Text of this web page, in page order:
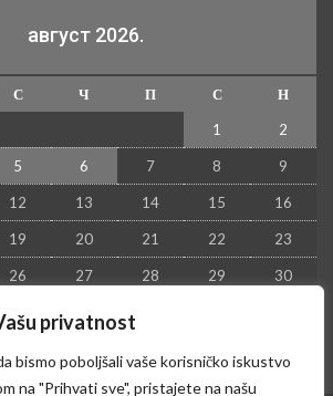
privatnost
bismo poboljšali vaše korisničko iskustvo
na "Prihvati sve", pristajete na našu
август 2026.
С Ч П С
Н
1
2
5 6 7 8 9
12 13 14 15 16
19 20 21 22 23
26 27 28 29 30